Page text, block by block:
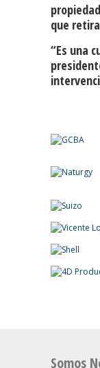
que
“Es una
Somos